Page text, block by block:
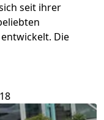
seit ihrer
Die